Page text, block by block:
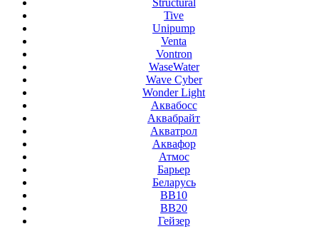
Structural
Tive
Unipump
Venta
Vontron
WaseWater
Wave Cyber
Wonder Light
Аквабосс
Аквабрайт
Акватрол
Аквафор
Атмос
Барьер
Беларусь
ВВ10
ВВ20
Гейзер